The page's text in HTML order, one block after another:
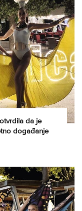
da je
događanje